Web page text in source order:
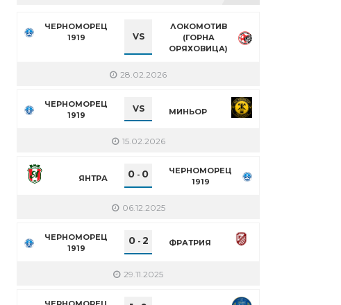
ЧЕРНОМОРЕЦ
1919
VS
ЛОКОМОТИВ
(ГОРНА
ОРЯХОВИЦА)
28.02.2026
ЧЕРНОМОРЕЦ
1919
VS МИНЬОР
15.02.2026
ЯНТРА 0 - 0
ЧЕРНОМОРЕЦ
1919
06.12.2025
ЧЕРНОМОРЕЦ
1919
0- 2 ФРАТРИЯ
29.11.2025